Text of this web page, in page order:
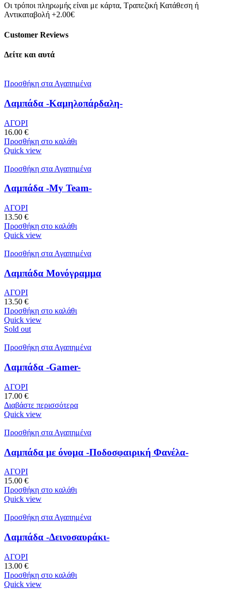
Οι τρόποι πληρωμής είναι με κάρτα, Τραπεζική Κατάθεση ή
Αντικαταβολή +2.00€
Customer Reviews
Δείτε και αυτά
Προσθήκη στα Αγαπημένα
Λαμπάδα -Καμηλοπάρδαλη-
ΑΓΟΡΙ
16.00 €
Προσθήκη στο καλάθι
Quick view
Προσθήκη στα Αγαπημένα
Λαμπάδα -My Team-
ΑΓΟΡΙ
13.50 €
Προσθήκη στο καλάθι
Quick view
Προσθήκη στα Αγαπημένα
Λαμπάδα Μονόγραμμα
ΑΓΟΡΙ
13.50 €
Προσθήκη στο καλάθι
Quick view
Sold out
Προσθήκη στα Αγαπημένα
Λαμπάδα -Gamer-
ΑΓΟΡΙ
17.00 €
Διαβάστε περισσότερα
Quick view
Προσθήκη στα Αγαπημένα
Λαμπάδα με όνομα -Ποδοσφαιρική Φανέλα-
ΑΓΟΡΙ
15.00 €
Προσθήκη στο καλάθι
Quick view
Προσθήκη στα Αγαπημένα
Λαμπάδα -Δεινοσαυράκι-
ΑΓΟΡΙ
13.00 €
Προσθήκη στο καλάθι
Quick view